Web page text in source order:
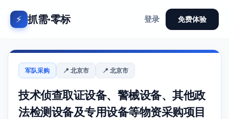
⚡ 抓需·零标 登录 免费体验
军队采购 📍 北京市 📍 北京市
技术侦查取证设备、警械设备、其他政
法检测设备及专用设备等物资采购项目